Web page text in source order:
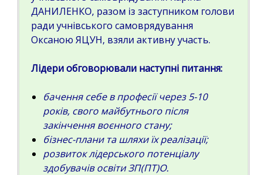
ДАНИЛЕНКО, разом із заступником голови
ради учнівського самоврядування
Оксаною ЯЦУН, взяли активну участь.
Лідери обговорювали наступні питання:
бачення себе в професії через 5-10
років, свого майбутнього після
закінчення воєнного стану;
бізнес-плани та шляхи їх реалізації;
розвиток лідерського потенціалу
здобувачів освіти ЗП(ПТ)О.